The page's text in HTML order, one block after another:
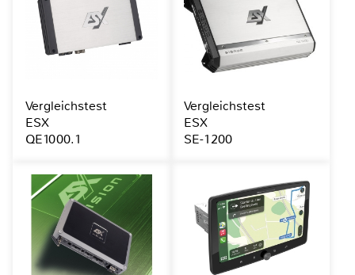
Vergleichstest
ESX
QE1000.1
Vergleichstest
ESX
SE-1200